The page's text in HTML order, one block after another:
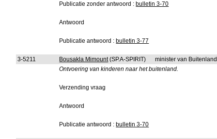
Publicatie zonder antwoord : bulletin 3-70
Antwoord
Publicatie antwoord : bulletin 3-77
3-5211 Bousakla Mimount(SP.A-SPIRIT)
minister van
Ontvoering van kinderen naar het buitenland.
Verzending vraag
Antwoord
Publicatie antwoord : bulletin 3-70